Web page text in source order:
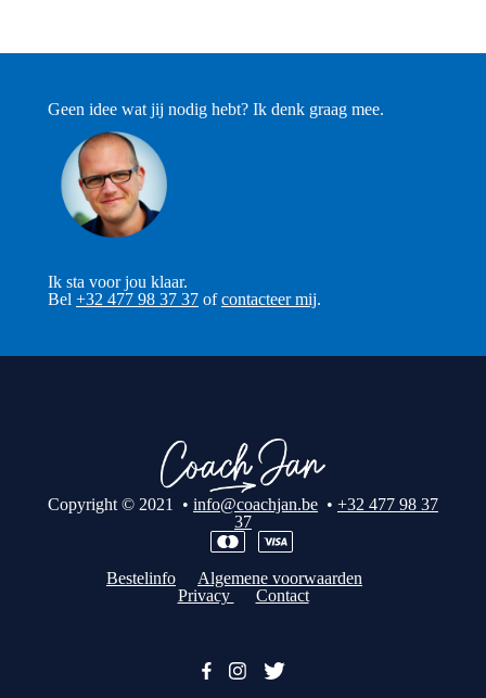
Geen idee wat jij nodig hebt? Ik denk graag mee.
Ik sta voor jou klaar.
Bel +32 477 98 37 37 ofcontacteer mij.
Copyright © 2021 • info@coachjan.be • +32 477 98 37
37
Bestelinfo
Algemene voorwaarden
Privacy
Contact